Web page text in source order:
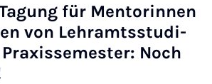
für Ment­orinnen
von Lehramtsstud­i­
Noch